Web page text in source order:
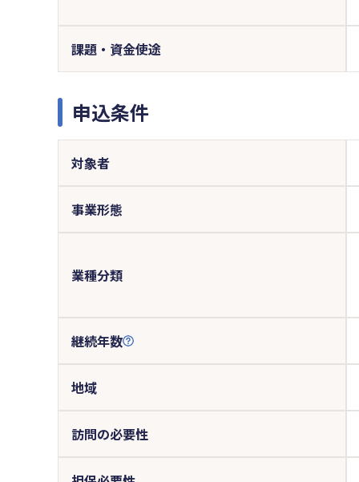
課題・資金使途
申込条件
対象者
事業形態
業種分類
継続年数
地域
訪問の必要性